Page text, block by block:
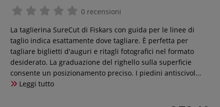
0 recensioni
La taglierina SureCut di Fiskars con guida per le linee di
taglio indica esattamente dove tagliare. È perfetta per
tagliare biglietti d'auguri e ritagli fotografici nel formato
desiderato. La graduazione del righello sulla superficie
consente un posizionamento preciso. I piedini antiscivol...
Leggi tutto